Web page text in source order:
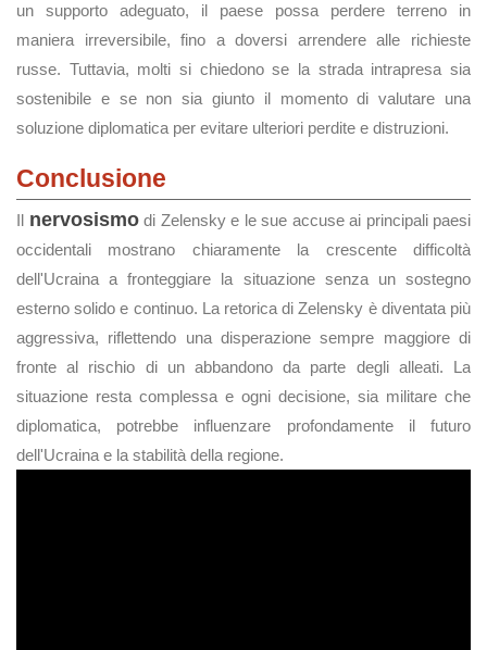
un supporto adeguato, il paese possa perdere terreno in
maniera irreversibile, fino a doversi arrendere alle richieste
russe. Tuttavia, molti si chiedono se la strada intrapresa sia
sostenibile e se non sia giunto il momento di valutare una
soluzione diplomatica per evitare ulteriori perdite e distruzioni.
Conclusione
Il nervosismodi Zelensky e le sue accuse ai principali paesi
occidentali mostrano chiaramente la crescente difficoltà
dell'Ucraina a fronteggiare la situazione senza un sostegno
esterno solido e continuo. La retorica di Zelensky è diventata più
aggressiva, riflettendo una disperazione sempre maggiore di
fronte al rischio di un abbandono da parte degli alleati. La
situazione resta complessa e ogni decisione, sia militare che
diplomatica, potrebbe influenzare profondamente il futuro
dell'Ucraina e la stabilità della regione.